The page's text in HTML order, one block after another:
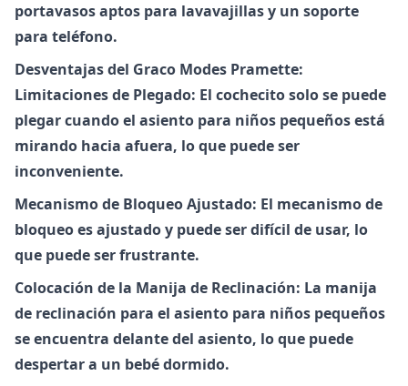
portavasos aptos para lavavajillas y un soporte
para teléfono.
Desventajas del Graco Modes Pramette:
Limitaciones de Plegado: El cochecito solo se puede
plegar cuando el asiento para niños pequeños está
mirando hacia afuera, lo que puede ser
inconveniente.
Mecanismo de Bloqueo Ajustado: El mecanismo de
bloqueo es ajustado y puede ser difícil de usar, lo
que puede ser frustrante.
Colocación de la Manija de Reclinación: La manija
de reclinación para el asiento para niños pequeños
se encuentra delante del asiento, lo que puede
despertar a un bebé dormido.